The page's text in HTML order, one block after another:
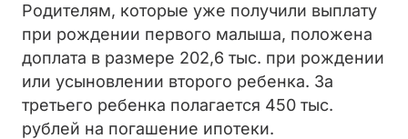
Родителям, которые уже получили выплату
при рождении первого малыша, положена
доплата в размере 202,6 тыс. при рождении
или усыновлении второго ребенка. За
третьего ребенка полагается 450 тыс.
рублей на погашение ипотеки.